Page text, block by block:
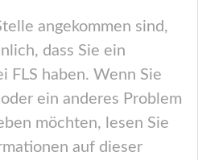
angekommen sind,
dass Sie ein
FLS haben. Wenn Sie
ein anderes Problem
möchten, lesen Sie
auf dieser